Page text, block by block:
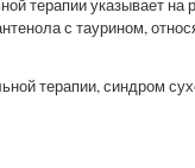
терапии указывает
с таурином,
терапии, синдром